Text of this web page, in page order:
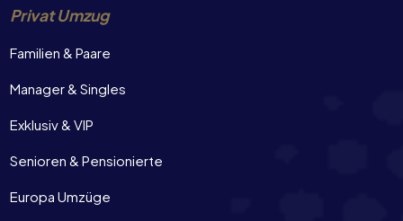
Privat Umzug
Familien & Paare
Manager & Singles
Exklusiv & VIP
Senioren & Pensionierte
Europa Umzüge